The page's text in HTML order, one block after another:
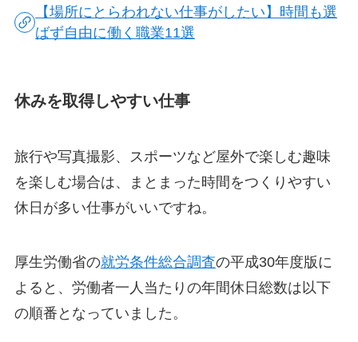
【場所にとらわれない仕事がしたい】時間も選
ばず自由に働く職業11選
休みを取得しやすい仕事
旅行や写真撮影、スポーツなど屋外で楽しむ趣味
を楽しむ場合は、まとまった時間をつくりやすい
休日が多い仕事がいいですね。
厚生労働省の就労条件総合調査の平成30年度版に
よると、労働者一人当たりの年間休日総数は以下
の順番となっていました。